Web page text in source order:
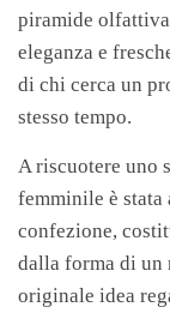
piramide
eleganza e
di chi cerca un
stesso tempo.
A riscuotere uno
femminile è stata
confezione,
dalla forma di un
originale idea